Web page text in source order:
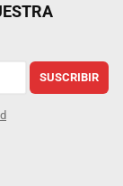
SUSCRIBIR